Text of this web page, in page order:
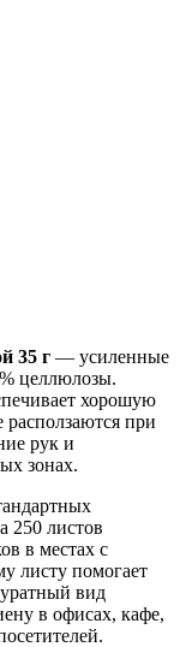
35 г — усиленные
целлюлозы.
хорошую
при
рук и
зонах.
250 листов
в местах с
листу помогает
вид
в офисах, кафе,